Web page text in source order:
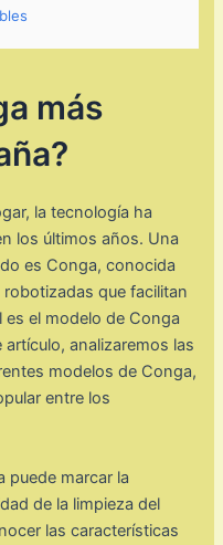
más
la tecnología ha
los últimos años. Una
es Conga, conocida
que facilitan
es el modelo de Conga
analizaremos las
modelos de Conga,
entre los
puede marcar la
de la limpieza del
las características